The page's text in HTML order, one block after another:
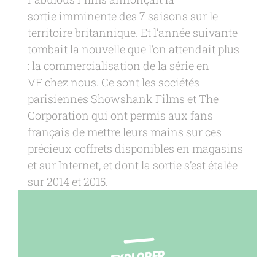
sortie imminente des 7 saisons sur le
territoire britannique. Et l’année suivante
tombait la nouvelle que l’on attendait plus
: la commercialisation de la série en
VF chez nous. Ce sont les sociétés
parisiennes Showshank Films et The
Corporation qui ont permis aux fans
français de mettre leurs mains sur ces
précieux coffrets disponibles en magasins
et sur Internet, et dont la sortie s’est étalée
sur 2014 et 2015.